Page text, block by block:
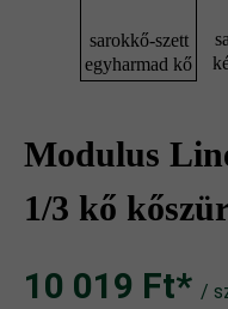
sarokkő-szett
egyharmad kő
Modulus
1/3 kő
10 019 Ft‎‎‎* /